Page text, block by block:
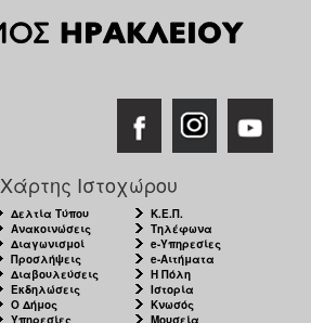
Χάρτης Ιστοχώρου
Δελτία Τύπου
Ανακοινώσεις
Διαγωνισμοί
Προσλήψεις
Διαβουλεύσεις
Εκδηλώσεις
Ο Δήμος
Υπηρεσίες
Κ.Ε.Π.
Τηλέφωνα
e-Υπηρεσίες
e-Αιτήματα
Η Πόλη
Ιστορία
Κνωσός
Μουσεία